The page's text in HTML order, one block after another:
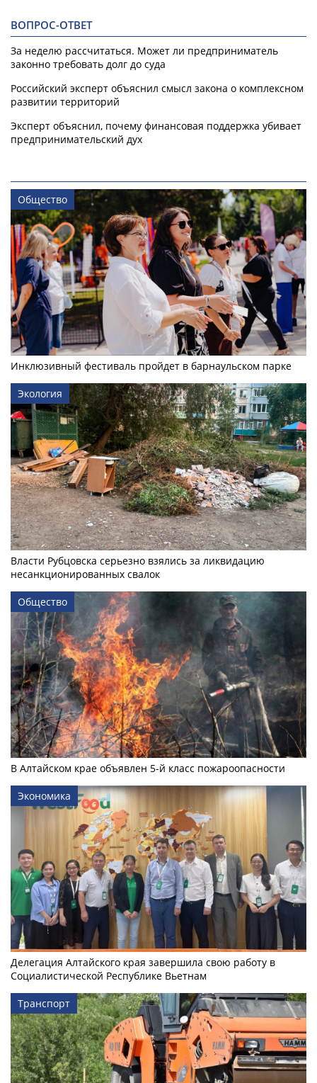
ВОПРОС-ОТВЕТ
За неделю рассчитаться. Может ли предприниматель
законно требовать долг до суда
Российский эксперт объяснил смысл закона о комплексном
развитии территорий
Эксперт объяснил, почему финансовая поддержка убивает
предпринимательский дух
Общество
Инклюзивный фестиваль пройдет в барнаульском парке
Экология
Власти Рубцовска серьезно взялись за ликвидацию
несанкционированных свалок
Общество
В Алтайском крае объявлен 5-й класс пожароопасности
Экономика
Делегация Алтайского края завершила свою работу в
Социалистической Республике Вьетнам
Транспорт